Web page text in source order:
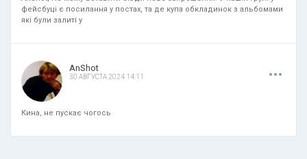
фейсбуці є посилання у постах, та де купа обкладинок з альбомами
які були залиті у
AnShot
30 АВГУСТА 2024 14:11 ...
Кина, не пускає чогось